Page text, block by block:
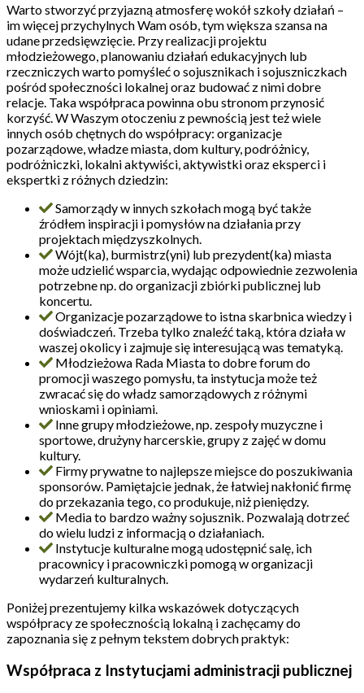
Warto stworzyć przyjazną atmosferę wokół szkoły działań –
im więcej przychylnych Wam osób, tym większa szansa na
udane przedsięwzięcie. Przy realizacji projektu
młodzieżowego, planowaniu działań edukacyjnych lub
rzeczniczych warto pomyśleć o sojusznikach i sojuszniczkach
pośród społeczności lokalnej oraz budować z nimi dobre
relacje. Taka współpraca powinna obu stronom przynosić
korzyść. W Waszym otoczeniu z pewnością jest też wiele
innych osób chętnych do współpracy: organizacje
pozarządowe, władze miasta, dom kultury, podróżnicy,
podróżniczki, lokalni aktywiści, aktywistki oraz eksperci i
ekspertki z różnych dziedzin:
Samorządy w innych szkołach mogą być także
źródłem inspiracji i pomysłów na działania przy
projektach międzyszkolnych.
Wójt(ka), burmistrz(yni) lub prezydent(ka) miasta
może udzielić wsparcia, wydając odpowiednie zezwolenia
potrzebne np. do organizacji zbiórki publicznej lub
koncertu.
Organizacje pozarządowe to istna skarbnica wiedzy i
doświadczeń. Trzeba tylko znaleźć taką, która działa w
waszej okolicy i zajmuje się interesującą was tematyką.
Młodzieżowa Rada Miasta to dobre forum do
promocji waszego pomysłu, ta instytucja może też
zwracać się do władz samorządowych z różnymi
wnioskami i opiniami.
Inne grupy młodzieżowe, np. zespoły muzyczne i
sportowe, drużyny harcerskie, grupy z zajęć w domu
kultury.
Firmy prywatne to najlepsze miejsce do poszukiwania
sponsorów. Pamiętajcie jednak, że łatwiej nakłonić firmę
do przekazania tego, co produkuje, niż pieniędzy.
Media to bardzo ważny sojusznik. Pozwalają dotrzeć
do wielu ludzi z informacją o działaniach.
Instytucje kulturalne mogą udostępnić salę, ich
pracownicy i pracowniczki pomogą w organizacji
wydarzeń kulturalnych.
Poniżej prezentujemy kilka wskazówek dotyczących
współpracy ze społecznością lokalną i zachęcamy do
zapoznania się z pełnym tekstem dobrych praktyk:
Współpraca z Instytucjami administracji publicznej